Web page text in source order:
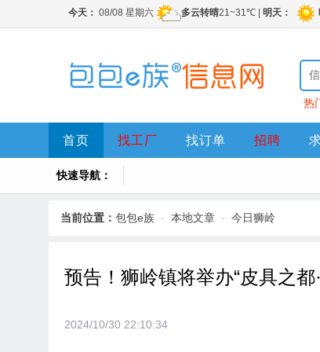
热
首页 找工厂 找订单 招聘
快速导航：
当前位置： 包包e族 - 本地文章 - 今日狮岭
预告！狮岭镇将举办“皮具之
2024/10/30 22:10:34